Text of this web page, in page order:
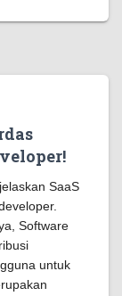
SaaS
Software
untuk